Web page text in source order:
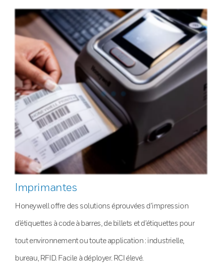
Imprimantes
Honeywell offre des solutions éprouvées d’impression
d’étiquettes à code à barres, de billets et d’étiquettes pour
tout environnement ou toute application : industrielle,
bureau, RFID. Facile à déployer. RCI élevé.